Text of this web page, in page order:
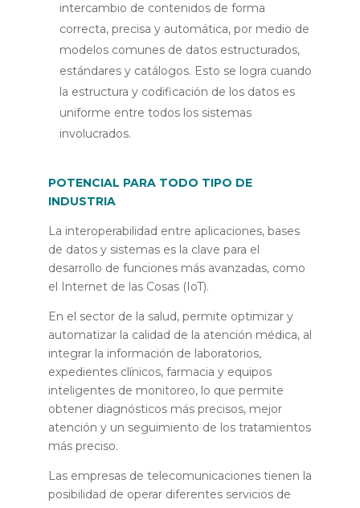
intercambio de contenidos de forma
correcta, precisa y automática, por medio de
modelos comunes de datos estructurados,
estándares y catálogos. Esto se logra cuando
la estructura y codificación de los datos es
uniforme entre todos los sistemas
involucrados.
POTENCIAL PARA TODO TIPO DE
INDUSTRIA
La interoperabilidad entre aplicaciones, bases
de datos y sistemas es la clave para el
desarrollo de funciones más avanzadas, como
el Internet de las Cosas (IoT).
En el sector de la salud, permite optimizar y
automatizar la calidad de la atención médica, al
integrar la información de laboratorios,
expedientes clínicos, farmacia y equipos
inteligentes de monitoreo, lo que permite
obtener diagnósticos más precisos, mejor
atención y un seguimiento de los tratamientos
más preciso.
Las empresas de telecomunicaciones tienen la
posibilidad de operar diferentes servicios de